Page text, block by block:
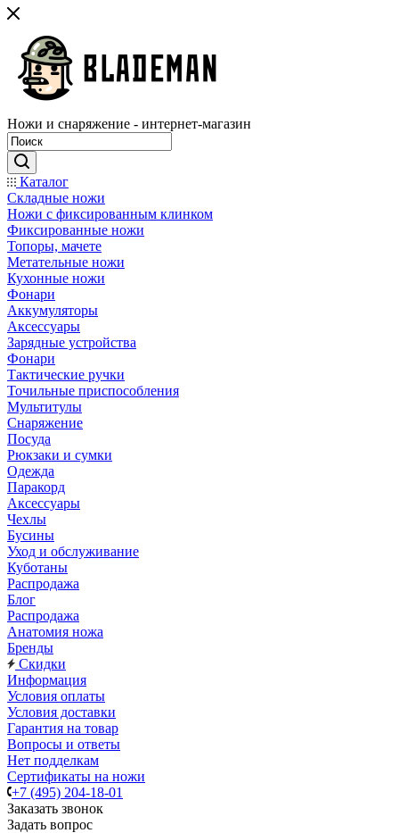
Ножи и снаряжение - интернет-магазин
Каталог
Складные ножи
Ножи с фиксированным клинком
Фиксированные ножи
Топоры, мачете
Метательные ножи
Кухонные ножи
Фонари
Аккумуляторы
Аксессуары
Зарядные устройства
Фонари
Тактические ручки
Точильные приспособления
Мультитулы
Снаряжение
Посуда
Рюкзаки и сумки
Одежда
Паракорд
Аксессуары
Чехлы
Бусины
Уход и обслуживание
Куботаны
Распродажа
Блог
Распродажа
Анатомия ножа
Бренды
Скидки
Информация
Условия оплаты
Условия доставки
Гарантия на товар
Вопросы и ответы
Нет подделкам
Сертификаты на ножи
+7 (495) 204-18-01
Заказать звонок
Задать вопрос